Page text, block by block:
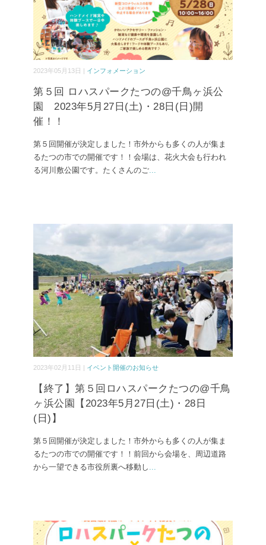
2023年05月13日 | インフォメーション
第５回 ロハスパークたつの@千鳥ヶ浜公
園 2023年5月27日(土)・28日(日)開
催！！
第５回開催が決定しました！市外からも多くの人が集ま
るたつの市での開催です！！会場は、花火大会も行われ
る河川敷公園です。たくさんのご...
2023年02月11日 | イベント開催のお知らせ
【終了】第５回ロハスパークたつの@千鳥
ヶ浜公園【2023年5月27日(土)・28日
(日)】
第５回開催が決定しました！市外からも多くの人が集ま
るたつの市での開催です！！前回から会場を、周辺道路
から一望できる市役所裏へ移動し ...